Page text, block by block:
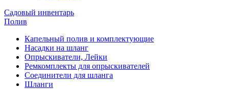
Садовый инвентарь
Полив
Капельный полив и комплектующие
Насадки на шланг
Опрыскиватели, Лейки
Ремкомплекты для опрыскивателей
Соединители для шланга
Шланги